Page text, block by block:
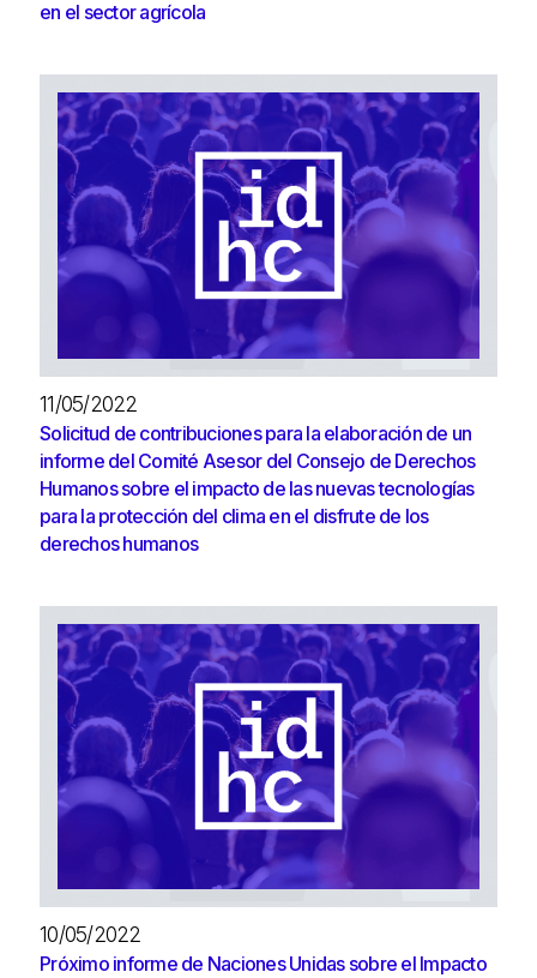
en el sector agrícola
11/05/2022
Solicitud de contribuciones para la elaboración de un
informe del Comité Asesor del Consejo de Derechos
Humanos sobre el impacto de las nuevas tecnologías
para la protección del clima en el disfrute de los
derechos humanos
10/05/2022
Próximo informe de Naciones Unidas sobre el Impacto